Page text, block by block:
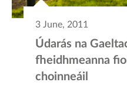
3 June, 2011
Údarás na
fheidhmeanna
choinneáil